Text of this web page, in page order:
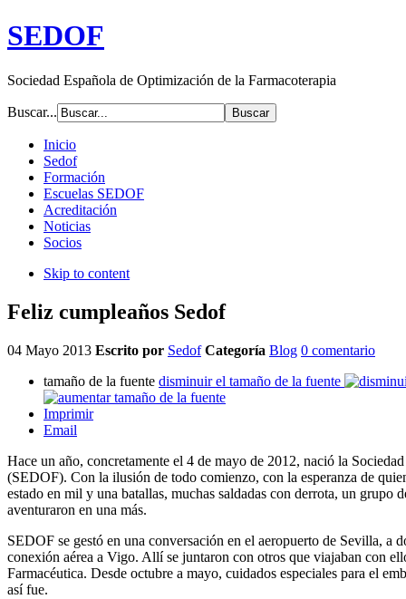
SEDOF
Sociedad Española de Optimización de la Farmacoterapia
Buscar...
Inicio
Sedof
Formación
Escuelas SEDOF
Acreditación
Noticias
Socios
Skip to content
Feliz cumpleaños Sedof
04 Mayo 2013 Escrito por Sedof Categoría Blog 0 comentario
tamaño de la fuente disminuir el tamaño de la fuente
Imprimir
Email
Hace un año, concretamente el 4 de mayo de 2012, nació la
(SEDOF). Con la ilusión de todo comienzo, con la esperanza de
estado en mil y una batallas, muchas saldadas con derrota, un grupo
aventuraron en una más.
SEDOF se gestó en una conversación en el aeropuerto de Sevilla, a
conexión aérea a Vigo. Allí se juntaron con otros que viajaban con
Farmacéutica. Desde octubre a mayo, cuidados especiales para el
así fue.